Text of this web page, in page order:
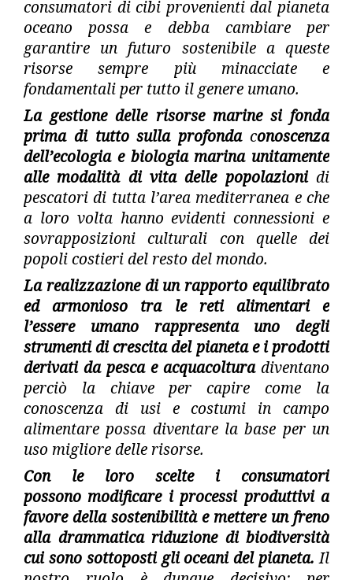
consumatori di cibi provenienti dal pianeta
oceano possa e debba cambiare per
garantire un futuro sostenibile a queste
risorse sempre più minacciate e
fondamentali per tutto il genere umano.
La gestione delle risorse marine si fonda
prima di tutto sulla profondaconoscenza
dell’ecologia e biologia marina unitamente
alle modalità di vita delle popolazionidi
pescatori di tutta l’area mediterranea e che
a loro volta hanno evidenti connessioni e
sovrapposizioni culturali con quelle dei
popoli costieri del resto del mondo.
La realizzazione di un rapporto equilibrato
ed armonioso tra le reti alimentari e
l’essere umano rappresenta uno degli
strumenti di crescita del pianeta e i prodotti
derivati da pesca e acquacolturadiventano
perciò la chiave per capire come la
conoscenza di usi e costumi in campo
alimentare possa diventare la base per un
uso migliore delle risorse.
Con le loro scelte i consumatori
possono modificare i processi produttivi a
favore della sostenibilità e mettere un freno
alla drammatica riduzione di biodiversità
cui sono sottoposti gli oceani del pianeta. Il